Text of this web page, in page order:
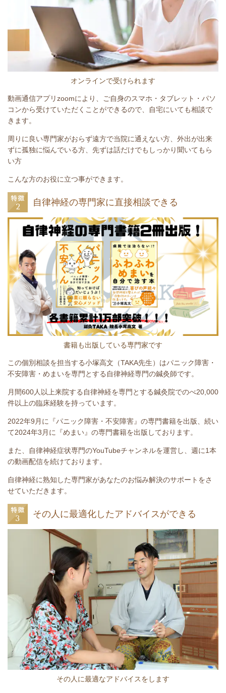
オンラインで受けられます
動画通信アプリzoomにより、ご自身のスマホ・タブレット・パソ
コンから受けていただくことができるので、自宅にいても相談で
きます。
周りに良い専門家がおらず遠方で当院に通えない方、外出が出来
ずに孤独に悩んでいる方、先ずは話だけでもしっかり聞いてもら
い方
こんな方のお役に立つ事ができます。
自律神経の専門家に直接相談できる
書籍も出版している専門家です
この個別相談を担当する小塚高文（TAKA先生）はパニック障害・
不安障害・めまいを専門とする自律神経専門の鍼灸師です。
月間600人以上来院する自律神経を専門とする鍼灸院でのべ20,000
件以上の臨床経験を持っています。
2022年9月に『パニック障害・不安障害』の専門書籍を出版、続い
て2024年3月に『めまい』の専門書籍を出版しております。
また、自律神経症状専門のYouTubeチャンネルを運営し、週に1本
の動画配信を続けております。
自律神経に熟知した専門家があなたのお悩み解決のサポートをさ
せていただきます。
その人に最適化したアドバイスができる
その人に最適なアドバイスをします